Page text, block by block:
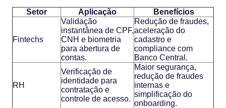
Setor Aplicação Benefícios
Fintechs
Validação
instantânea de CPF,
CNH e biometria
para abertura de
contas.
Redução de fraudes,
aceleração do
cadastro e
compliance com
Banco Central.
RH
Verificação de
identidade para
contratação e
controle de acesso.
Maior segurança,
redução de fraudes
internas e
simplificação do
onboarding.